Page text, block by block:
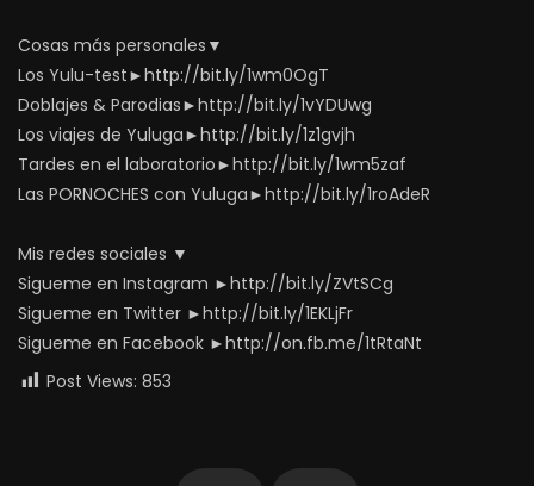
Cosas más personales▼
Los Yulu-test►http://bit.ly/1wm0OgT
Doblajes & Parodias►http://bit.ly/1vYDUwg
Los viajes de Yuluga►http://bit.ly/1z1gvjh
Tardes en el laboratorio►http://bit.ly/1wm5zaf
Las PORNOCHES con Yuluga►http://bit.ly/1roAdeR
Mis redes sociales ▼
Sigueme en Instagram ►http://bit.ly/ZVtSCg
Sigueme en Twitter ►http://bit.ly/1EKLjFr
Sigueme en Facebook ►http://on.fb.me/1tRtaNt
Post Views: 853